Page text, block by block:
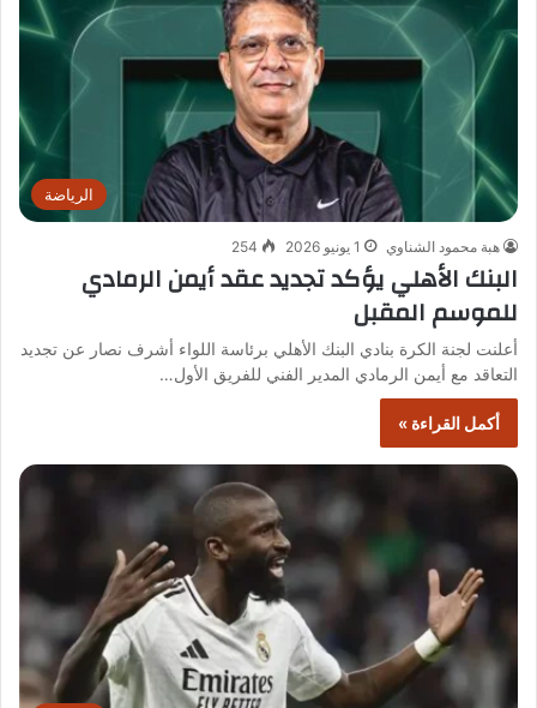
الرياضة
هبة محمود الشناوي 1 يونيو 2026 254
البنك الأهلي يؤكد تجديد عقد أيمن الرمادي
للموسم المقبل
أعلنت لجنة الكرة بنادي البنك الأهلي برئاسة اللواء أشرف نصار عن تجديد
التعاقد مع أيمن الرمادي المدير الفني للفريق الأول…
أكمل القراءة »